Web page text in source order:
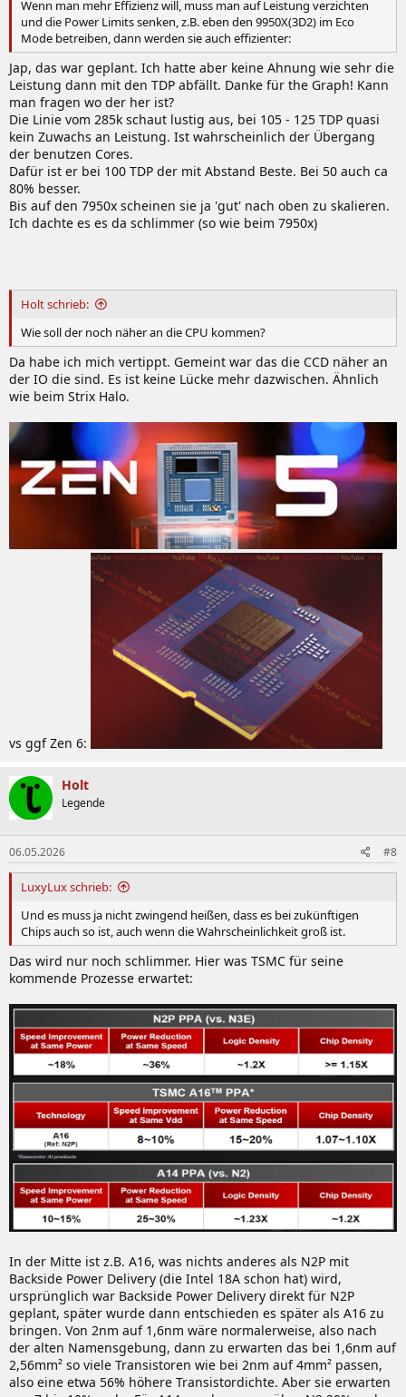
Wenn man mehr Effizienz will, muss man auf Leistung verzichten
und die Power Limits senken, z.B. eben den 9950X(3D2) im Eco
Mode betreiben, dann werden sie auch effizienter:
Jap, das war geplant. Ich hatte aber keine Ahnung wie sehr die
Leistung dann mit den TDP abfällt. Danke für the Graph! Kann
man fragen wo der her ist?
Die Linie vom 285k schaut lustig aus, bei 105 - 125 TDP quasi
kein Zuwachs an Leistung. Ist wahrscheinlich der Übergang
der benutzen Cores.
Dafür ist er bei 100 TDP der mit Abstand Beste. Bei 50 auch ca
80% besser.
Bis auf den 7950x scheinen sie ja 'gut' nach oben zu skalieren.
Ich dachte es es da schlimmer (so wie beim 7950x)
Holt schrieb:
Wie soll der noch näher an die CPU kommen?
Da habe ich mich vertippt. Gemeint war das die CCD näher an
der IO die sind. Es ist keine Lücke mehr dazwischen. Ähnlich
wie beim Strix Halo.
vs ggf Zen 6:
Holt
Legende
06.05.2026 #8
LuxyLux schrieb:
Und es muss ja nicht zwingend heißen, dass es bei zukünftigen
Chips auch so ist, auch wenn die Wahrscheinlichkeit groß ist.
Das wird nur noch schlimmer. Hier was TSMC für seine
kommende Prozesse erwartet:
In der Mitte ist z.B. A16, was nichts anderes als N2P mit
Backside Power Delivery (die Intel 18A schon hat) wird,
ursprünglich war Backside Power Delivery direkt für N2P
geplant, später wurde dann entschieden es später als A16 zu
bringen. Von 2nm auf 1,6nm wäre normalerweise, also nach
der alten Namensgebung, dann zu erwarten das bei 1,6nm auf
2,56mm² so viele Transistoren wie bei 2nm auf 4mm² passen,
also eine etwa 56% höhere Transistordichte. Aber sie erwarten